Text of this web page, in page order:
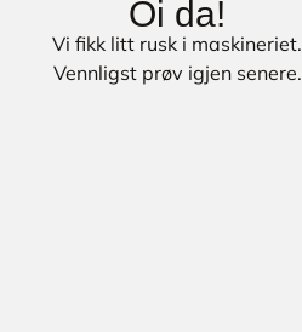
Oi da!
Vi fikk litt rusk i maskineriet.
Vennligst prøv igjen senere.